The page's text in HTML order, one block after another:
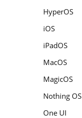
HyperOS
iOS
iPadOS
MacOS
MagicOS
Nothing OS
One UI